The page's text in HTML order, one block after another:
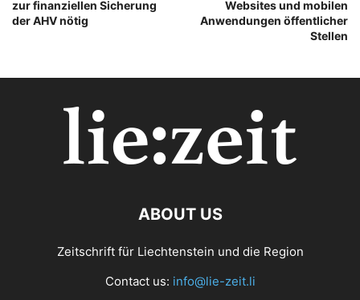
zur finanziellen Sicherung
der AHV nötig
Websites und mobilen
Anwendungen öffentlicher
Stellen
ABOUT US
Zeitschrift für Liechtenstein und die Region
Contact us: info@lie-zeit.li